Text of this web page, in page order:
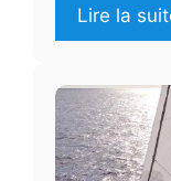
Lire la